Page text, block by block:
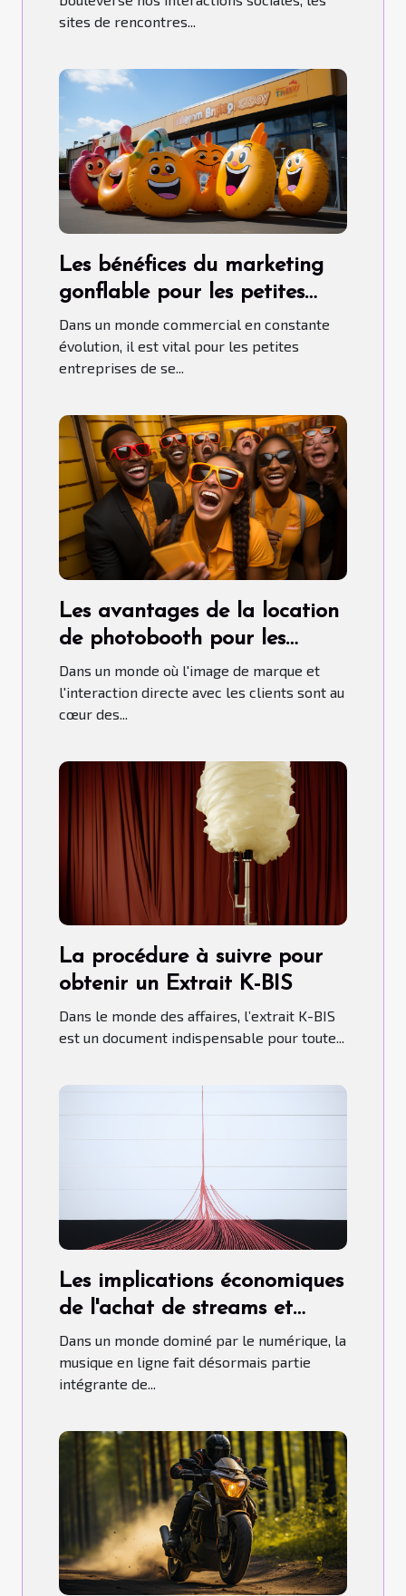
sites de rencontres...
Les bénéfices du marketing
gonflable pour les petites
entreprises
Dans un monde commercial en constante
évolution, il est vital pour les petites
entreprises de se...
Les avantages de la location
de photobooth pour les
entreprises lors de salons
professionnels
Dans un monde où l'image de marque et
l'interaction directe avec les clients sont au
cœur des...
La procédure à suivre pour
obtenir un Extrait K-BIS
Dans le monde des affaires, l’extrait K-BIS
est un document indispensable pour toute...
Les implications économiques
de l'achat de streams et
d'auditeurs Spotify
Dans un monde dominé par le numérique, la
musique en ligne fait désormais partie
intégrante de...